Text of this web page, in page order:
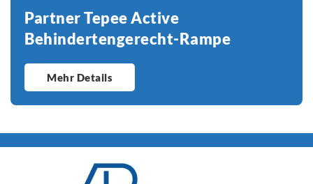
Partner Tepee Active
Behindertengerecht-Rampe
Mehr Details